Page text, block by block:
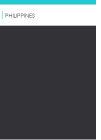
PHILIPPINES